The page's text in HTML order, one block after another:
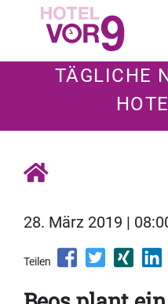
TÄGLICHE
28. März 2019 |
Teilen